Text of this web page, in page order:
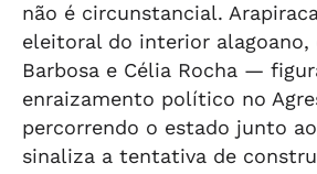
não é circunstancial.
eleitoral do interior alagoano,
Barbosa e Célia Rocha —
enraizamento político no
percorrendo o estado junto
sinaliza a tentativa de